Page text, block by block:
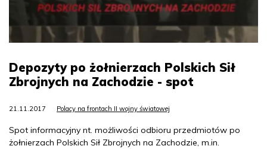
Depozyty po żołnierzach Polskich Sił
Zbrojnych na Zachodzie - spot
21.11.2017 Polacy na frontach II wojny światowej
Spot informacyjny nt. możliwości odbioru przedmiotów po
żołnierzach Polskich Sił Zbrojnych na Zachodzie, m.in.